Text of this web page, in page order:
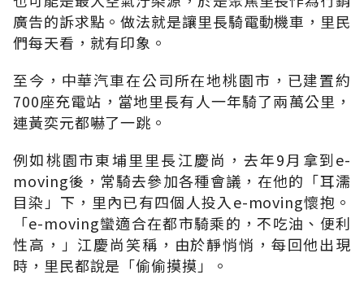
廣告的訴求點。做法就是讓里長騎電動機車，里民
們每天看，就有印象。
至今，中華汽車在公司所在地桃園市，已建置約
700座充電站，當地里長有人一年騎了兩萬公里，
連黃奕元都嚇了一跳。
例如桃園市東埔里里長江慶尚，去年9月拿到e-
moving後，常騎去參加各種會議，在他的「耳濡
目染」下，里內已有四個人投入e-moving懷抱。
「e-moving蠻適合在都市騎乘的，不吃油、便利
性高，」江慶尚笑稱，由於靜悄悄，每回他出現
時，里民都說是「偷偷摸摸」。